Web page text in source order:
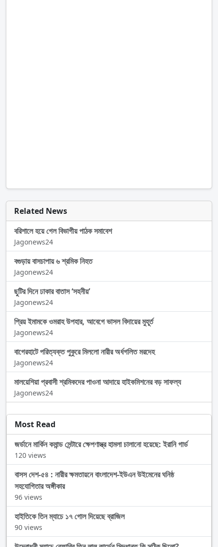
Related News
বরিশালে হয়ে গেল বিভাগীয় পাঠক সমাবেশ
Jagonews24
বগুড়ায় বাসচাপায় ৬ শ্রমিক নিহত
Jagonews24
ছুটির দিনে ঢাকার বাতাস ‘সহনীয়’
Jagonews24
প্রিয় ইমামকে ওমরাহ উপহার, আবেগে ভাসল বিদায়ের মুহূর্ত
Jagonews24
বাগেরহাটে পরিত্যক্ত পুকুরে মিললো নারীর অর্ধগলিত মরদেহ
Jagonews24
মালয়েশিয়া প্রবাসী শ্রমিকদের পাওনা আদায়ে হাইকমিশনের বড় সাফল্য
Jagonews24
Most Read
জর্ডানে মার্কিন কমান্ড সেন্টারে ক্ষেপণাস্ত্র হামলা চালানো হয়েছে: ইরানি গার্ড
120 views
বাসস দেশ-৫৪ : নারীর ক্ষমতায়নে বাংলাদেশ-ইউএন উইমেনের ঘনিষ্ঠ
সহযোগিতার অঙ্গীকার
96 views
হাইতিকে তিন ম্যাচে ১৭ গোল দিয়েছে ব্রাজিল
90 views